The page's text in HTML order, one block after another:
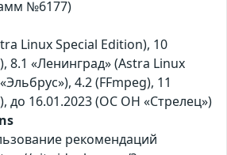
№6177)
Linux Special Edition), 10
8.1 «Ленинград» (Astra Linux
4.2 (FFmpeg), 11
до 16.01.2023 (ОС ОН «Стрелец»)
рекомендаций